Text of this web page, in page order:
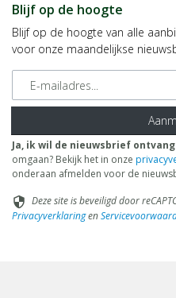
Blijf op de hoogte
Blijf op de hoogte van alle
voor onze maandelijkse
E-mailadres
Ja, ik wil de nieuwsbrief
omgaan? Bekijk het in onze
onderaan afmelden voor de
security Deze site is beveiligd door
Privacyverklaringen